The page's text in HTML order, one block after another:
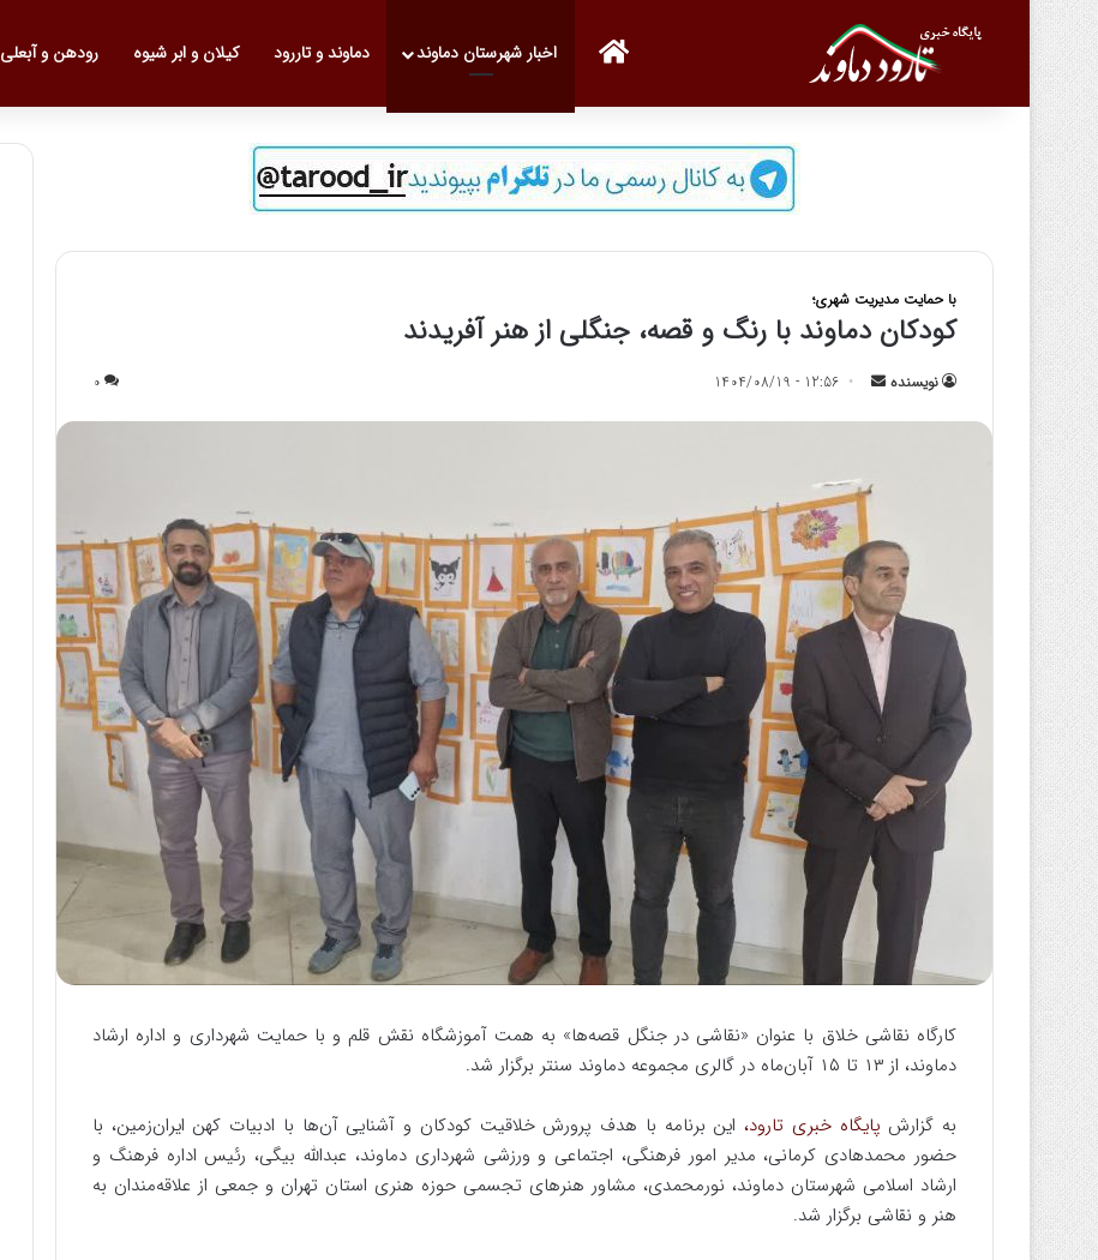
صفحه نخست
اخبار شهرستان دماوند دماوند و تاررود کیلان و ابر شیوه رودهن و آبعلی
با حمایت مدیریت شهری؛
کودکان دماوند با رنگ و قصه، جنگلی از هنر آفریدند
نویسنده
ل
ب
ه
ا
ی
م
ی
ل
12:56 - 1404/08/19
0
کارگاه نقاشی خلاق با عنوان «نقاشی در جنگل قصه‌ها» به همت آموزشگاه نقش قلم و با حمایت شهرداری و اداره ارشاد
دماوند، از ۱۳ تا ۱۵ آبان‌ماه در گالری مجموعه دماوند سنتر برگزار شد.
به گزارش پایگاه خبری تارود، این برنامه با هدف پرورش خلاقیت کودکان و آشنایی آن‌ها با ادبیات کهن ایران‌زمین، با
حضور محمدهادی کرمانی، مدیر امور فرهنگی، اجتماعی و ورزشی شهرداری دماوند، عبدالله بیگی، رئیس اداره فرهنگ و
ارشاد اسلامی شهرستان دماوند، نورمحمدی، مشاور هنرهای تجسمی حوزه هنری استان تهران و جمعی از علاقه‌مندان به
هنر و نقاشی برگزار شد.